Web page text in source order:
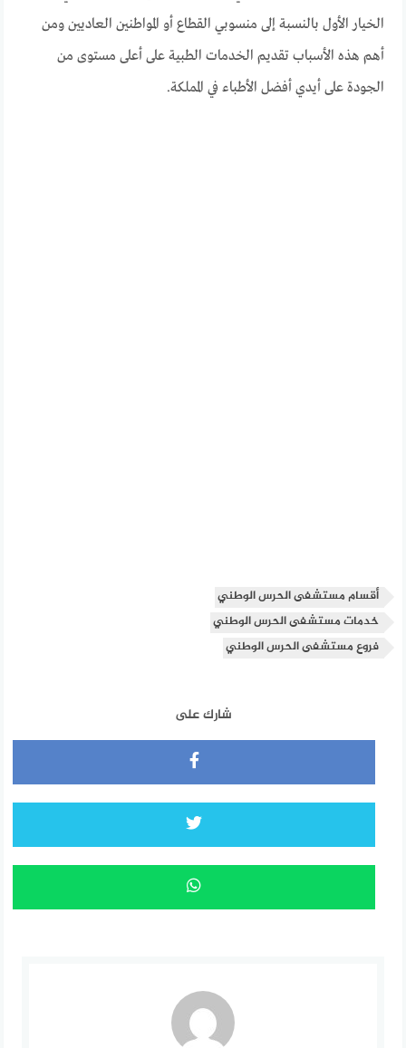
الخيار الأول بالنسبة إلى منسوبي القطاع أو المواطنين العاديين ومن
أهم هذه الأسباب تقديم الخدمات الطبية على أعلى مستوى من
الجودة على أيدي أفضل الأطباء في المملكة.
أقسام مستشفى الحرس الوطني
خدمات مستشفى الحرس الوطني
فروع مستشفى الحرس الوطني
شارك على